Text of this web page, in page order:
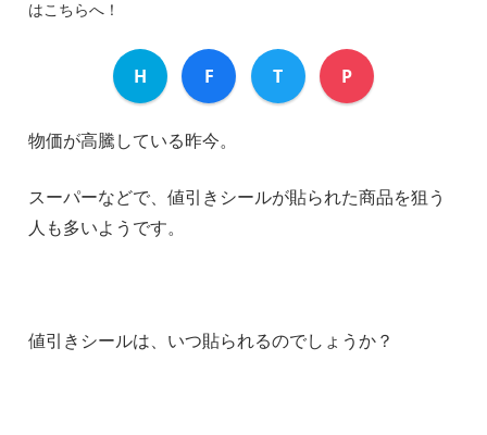
はこちらへ！
H F T P
物価が高騰している昨今。
スーパーなどで、値引きシールが貼られた商品を狙う
人も多いようです。
値引きシールは、いつ貼られるのでしょうか？